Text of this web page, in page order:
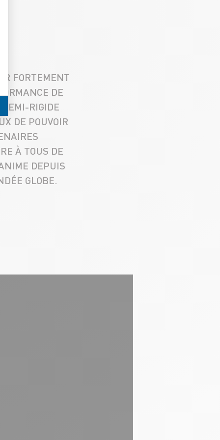
FORTEMENT
DE
RIGIDE
DE POUVOIR
À TOUS DE
DEPUIS
GLOBE.